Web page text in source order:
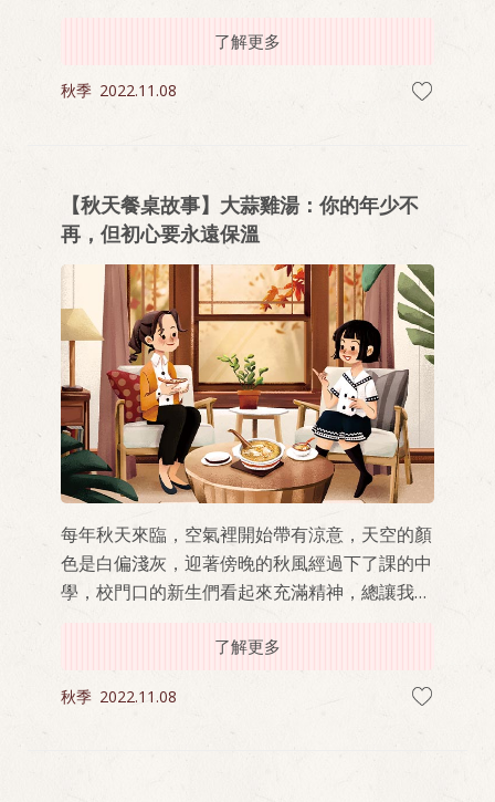
乘著月光享受兩人時光？從小到大，中秋節烤肉
的場景不勝枚舉，但令我印象最深刻的，是出社
會後回阿嬤家烤肉的那一次。
了解更多
秋季 2022.11.08
【秋天餐桌故事】大蒜雞湯：你的年少不
再，但初心要永遠保溫
每年秋天來臨，空氣裡開始帶有涼意，天空的顏
色是白偏淺灰，迎著傍晚的秋風經過下了課的中
學，校門口的新生們看起來充滿精神，總讓我想
起十幾歲的青春學生歲月，還有穿著校服一起吃
了解更多
秋季 2022.11.08